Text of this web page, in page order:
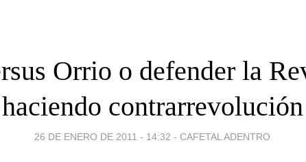
Orrio o defender la
haciendo contrarrevolución
26 DE ENERO DE 2011 - 14:32 - CAFETAL ADENTRO